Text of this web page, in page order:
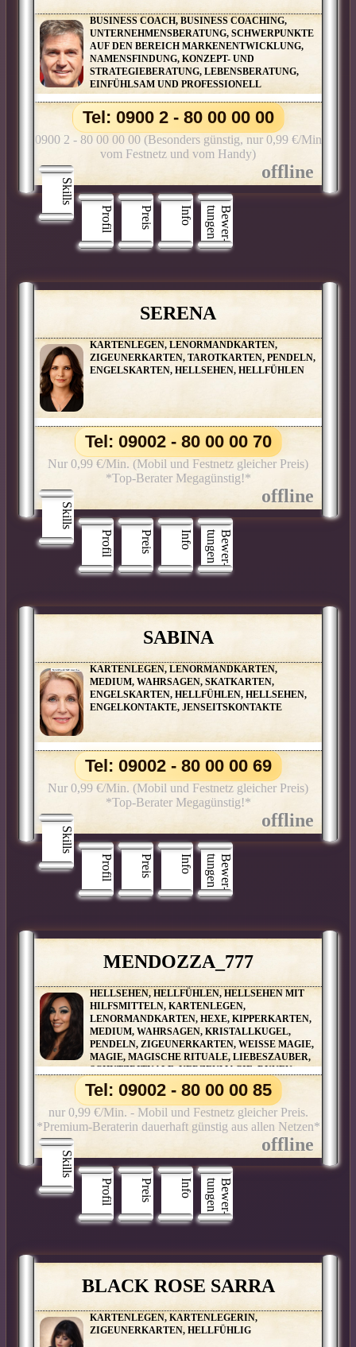
BUSINESS COACH, BUSINESS COACHING,
UNTERNEHMENSBERATUNG, SCHWERPUNKTE
AUF DEN BEREICH MARKENENTWICKLUNG,
NAMENSFINDUNG, KONZEPT- UND
STRATEGIEBERATUNG, LEBENSBERATUNG,
EINFÜHLSAM UND PROFESSIONELL
Skills
Profil
Preis Info B
e
w
e
r
­
t
u
n
g
e
n
Tel: 0900 2 - 80 00 00 00
0900 2 - 80 00 00 00 (Besonders günstig, nur 0,99 €/Min
vom Festnetz und vom Handy)
SERENA
KARTENLEGEN, LENORMANDKARTEN,
ZIGEUNERKARTEN, TAROTKARTEN, PENDELN,
ENGELSKARTEN, HELLSEHEN, HELLFÜHLEN
Skills
Profil
Preis Info B
e
w
e
r
­
t
u
n
g
e
n
Tel: 09002 - 80 00 00 70
Nur 0,99 €/Min. (Mobil und Festnetz gleicher Preis)
*Top-Berater Megagünstig!*
SABINA
KARTENLEGEN, LENORMANDKARTEN,
MEDIUM, WAHRSAGEN, SKATKARTEN,
ENGELSKARTEN, HELLFÜHLEN, HELLSEHEN,
ENGELKONTAKTE, JENSEITSKONTAKTE
Skills
Profil
Preis Info B
e
w
e
r
­
t
u
n
g
e
n
Tel: 09002 - 80 00 00 69
Nur 0,99 €/Min. (Mobil und Festnetz gleicher Preis)
*Top-Berater Megagünstig!*
MENDOZZA_777
HELLSEHEN, HELLFÜHLEN, HELLSEHEN MIT
HILFSMITTELN, KARTENLEGEN,
LENORMANDKARTEN, HEXE, KIPPERKARTEN,
MEDIUM, WAHRSAGEN, KRISTALLKUGEL,
PENDELN, ZIGEUNERKARTEN, WEISSE MAGIE, M
AGIE, MAGISCHE RITUALE, LIEBESZAUBER, S
CHUTZRITUALE, KERZENMAGIE, RUNEN, P
ARTNERBERATUNG, ORAKELKARTEN, S
ALAMIN-ORAKEL, BAUMPERLENORAKEL UND V
IELE WEITERE ORAKELKARTEN
Skills
Profil
Preis Info B
e
w
e
r
­
t
u
n
g
e
n
Tel: 09002 - 80 00 00 85
nur 0,99 €/Min. - Mobil und Festnetz gleicher Preis.
*Premium-Beraterin dauerhaft günstig aus allen Netzen*
BLACK ROSE SARRA
KARTENLEGEN, KARTENLEGERIN,
ZIGEUNERKARTEN, HELLFÜHLIG